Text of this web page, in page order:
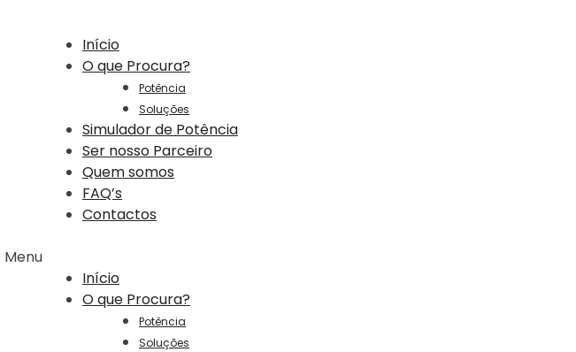
Início
O que Procura?
Potência
Soluções
Simulador de Potência
Ser nosso Parceiro
Quem somos
FAQ’s
Contactos
Menu
Início
O que Procura?
Potência
Soluções